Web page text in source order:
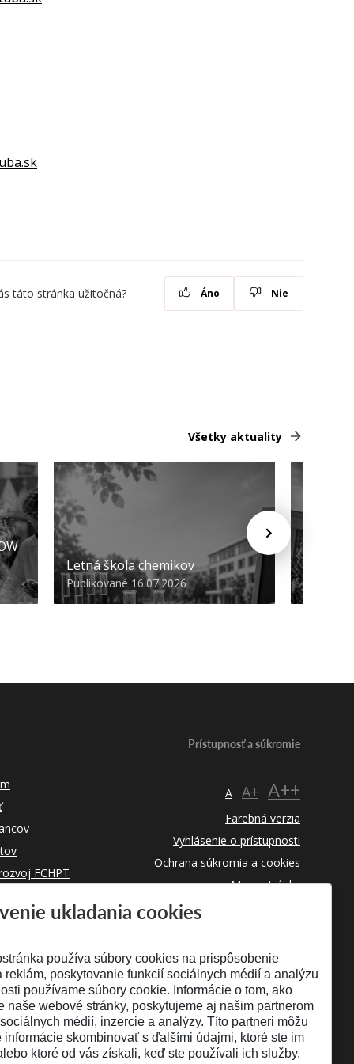
táto stránka užitočná? Áno Nie
Všetky aktuality
Letná škola chemikov
Publikované 16.07.2026
FCHPT
Prístupnosť a súkromie
A A+ A++
Farebná verzia
Vyhlásenie o prístupnosti
Ochrana súkromia a cookies
Mapa stránky
ukladania cookies
používa súbory cookies na prispôsobenie
reklám, poskytovanie funkcií sociálnych médií a analýzu
používame súbory cookie. Informácie o tom, ako
naše webové stránky, poskytujeme aj našim partnerom
médií, inzercie a analýzy. Títo partneri môžu
informácie skombinovať s ďalšími údajmi, ktoré ste im
ktoré od vás získali, keď ste používali ich služby.